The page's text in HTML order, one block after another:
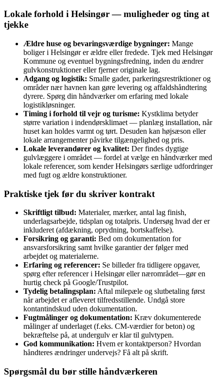
Lokale forhold i Helsingør — muligheder og ting at
tjekke
Ældre huse og bevaringsværdige bygninger: Mange
boliger i Helsingør er ældre eller fredede. Tjek med Helsingør
Kommune og eventuel bygningsfredning, inden du ændrer
gulvkonstruktioner eller fjerner originale lag.
Adgang og logistik: Smalle gader, parkeringsrestriktioner og
områder nær havnen kan gøre levering og affaldshåndtering
dyrere. Spørg din håndværker om erfaring med lokale
logistikløsninger.
Timing i forhold til vejr og turisme: Kystklima betyder
større variation i indendørsklimaet — planlæg installation, når
huset kan holdes varmt og tørt. Desuden kan højsæson eller
lokale arrangementer påvirke tilgængelighed og pris.
Lokale leverandører og kvalitet: Der findes dygtige
gulvlæggere i området — fordel at vælge en håndværker med
lokale referencer, som kender Helsingørs særlige udfordringer
med fugt og ældre konstruktioner.
Praktiske tjek før du skriver kontrakt
Skriftligt tilbud: Materialer, mærker, antal lag finish,
underlagsarbejde, tidsplan og totalpris. Undersøg hvad der er
inkluderet (afdækning, oprydning, bortskaffelse).
Forsikring og garanti: Bed om dokumentation for
ansvarsforsikring samt hvilke garantier der følger med
arbejdet og materialerne.
Erfaring og referencer: Se billeder fra tidligere opgaver,
spørg efter referencer i Helsingør eller nærområdet—gør en
hurtig check på Google/Trustpilot.
Tydelig betalingsplan: Aftal milepæle og slutbetaling først
når arbejdet er afleveret tilfredsstillende. Undgå store
kontantindskud uden dokumentation.
Fugtmålinger og dokumentation: Kræv dokumenterede
målinger af underlaget (f.eks. CM‑værdier for beton) og
bekræftelse på, at undergulv er klar til gulvtypen.
God kommunikation: Hvem er kontaktperson? Hvordan
håndteres ændringer undervejs? Få alt på skrift.
Spørgsmål du bør stille håndværkeren